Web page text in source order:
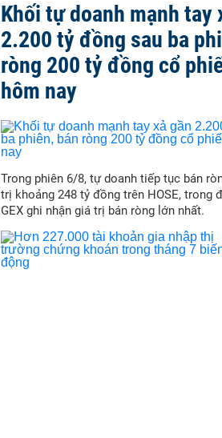
Khối tự doanh mạnh tay
2.200 tỷ đồng sau ba
ròng 200 tỷ đồng cổ
hôm nay
Trong phiên 6/8, tự doanh tiếp tục bán
trị khoảng 248 tỷ đồng trên HOSE, trong
GEX ghi nhận giá trị bán ròng lớn nhất.